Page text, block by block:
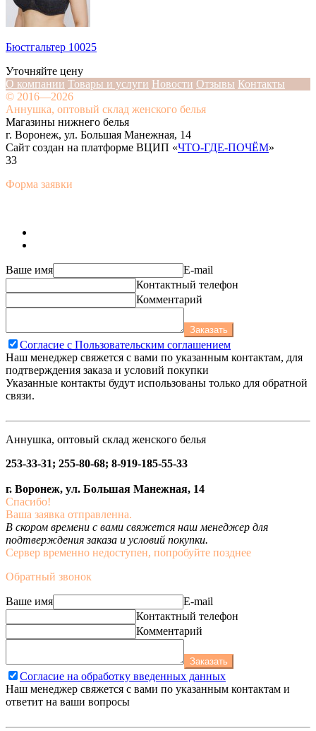
Бюстгальтер 10025
Уточняйте цену
О компании Товары и услуги Новости Отзывы Контакты
© 2016—2026
Аннушка, оптовый склад женского белья
Магазины нижнего белья
г. Воронеж, ул. Большая Манежная, 14
Сайт создан на платформе ВЦИП «ЧТО-ГДЕ-ПОЧЁМ»
33
Форма заявки
Ваше имя
E-mail
Контактный телефон
Комментарий
Заказать
Согласие с Пользовательским соглашением
Наш менеджер свяжется с вами по указанным контактам, для
подтверждения заказа и условий покупки
Указанные контакты будут использованы только для обратной
связи.
Аннушка, оптовый склад женского белья
253-33-31; 255-80-68; 8-919-185-55-33
г. Воронеж, ул. Большая Манежная, 14
Спасибо!
Ваша заявка отправленна.
В скором времени с вами свяжется наш менеджер для
подтверждения заказа и условий покупки.
Сервер временно недоступен, попробуйте позднее
Обратный звонок
Ваше имя
E-mail
Контактный телефон
Комментарий
Заказать
Согласие на обработку введенных данных
Наш менеджер свяжется с вами по указанным контактам и
ответит на ваши вопросы